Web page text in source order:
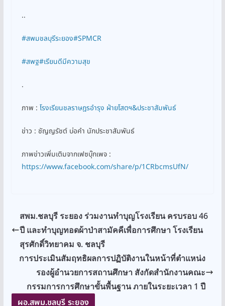
..
#สพมชลบุรีระยอง#SPMCR
#สพฐ#เรียนดีมีความสุข
.
ภาพ : โรงเรียนชลราษฎรอำรุง ฝ่ายโสตฯ&ประชาสัมพันธ์
ข่าว : ชัญญรัชต์ บ่อคำ นักประชาสัมพันธ์
ภาพข่าวเพิ่มเติมจากเฟซบุ๊กเพจ :
https://www.facebook.com/share/p/1CRbcmsUfN/
สพม.ชลบุรี ระยอง ร่วมงานทำบุญโรงเรียน ครบรอบ 46
ปี และทำบุญทอดผ้าป่าสามัคคีเพื่อการศึกษา โรงเรียน
สุรศักดิ์วิทยาคม จ. ชลบุรี
การประเมินสัมฤทธิผลการปฏิบัติงานในหน้าที่ตำแหน่ง
รองผู้อำนวยการสถานศึกษา สังกัดสำนักงานคณะ
กรรมการการศึกษาขั้นพื้นฐาน ภายในระยะเวลา 1 ปี
ผอ.สพม.ชลบุรี ระยอง